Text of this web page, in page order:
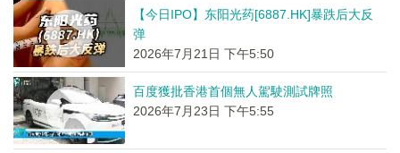
【今日IPO】东阳光药[6887.HK]暴跌后大反
弹
2026年7月21日 下午5:50
百度獲批香港首個無人駕駛測試牌照
2026年7月23日 下午5:55